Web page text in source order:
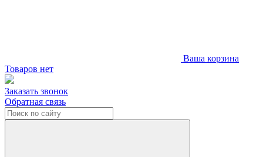
Ваша корзина
Товаров нет
Заказать звонок
Обратная связь